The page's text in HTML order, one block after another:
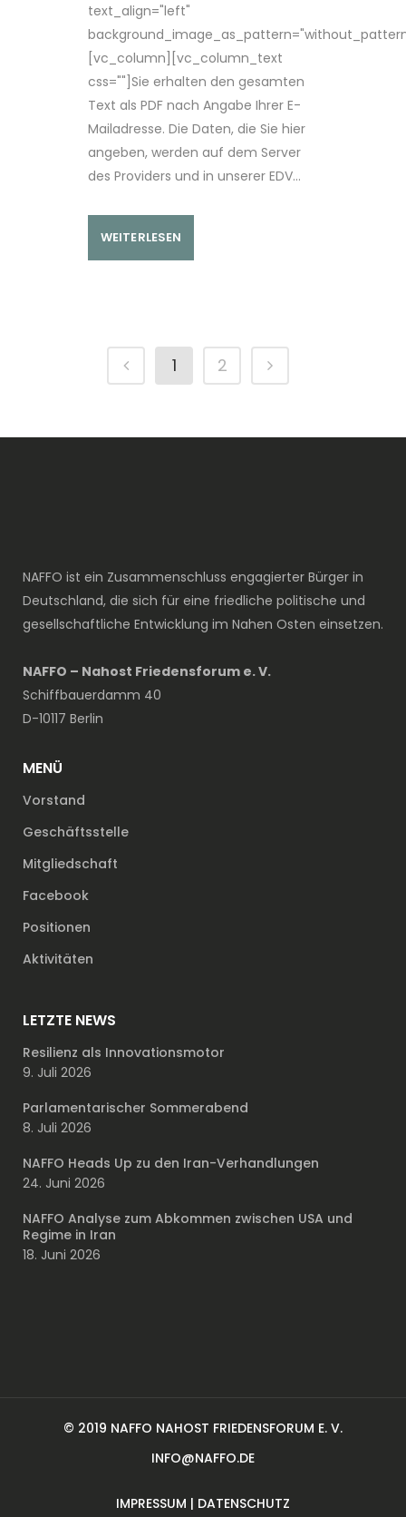
text_align="left"
[vc_column][vc_column_text
css=""]Sie erhalten den gesamten
Text als PDF nach Angabe Ihrer E-
Mailadresse. Die Daten, die Sie hier
angeben, werden auf dem Server
des Providers und in unserer EDV...
WEITERLESEN
1 2
NAFFO ist ein Zusammenschluss engagierter Bürger in
Deutschland, die sich für eine friedliche politische und
gesellschaftliche Entwicklung im Nahen Osten einsetzen.
NAFFO – Nahost Friedensforum e. V.
Schiffbauerdamm 40
D-10117 Berlin
MENÜ
Vorstand
Geschäftsstelle
Mitgliedschaft
Facebook
Positionen
Aktivitäten
LETZTE NEWS
Resilienz als Innovationsmotor
9. Juli 2026
Parlamentarischer Sommerabend
8. Juli 2026
NAFFO Heads Up zu den Iran-Verhandlungen
24. Juni 2026
NAFFO Analyse zum Abkommen zwischen USA und
Regime in Iran
18. Juni 2026
© 2019 NAFFO NAHOST FRIEDENSFORUM E. V.
INFO@NAFFO.DE
IMPRESSUM | DATENSCHUTZ